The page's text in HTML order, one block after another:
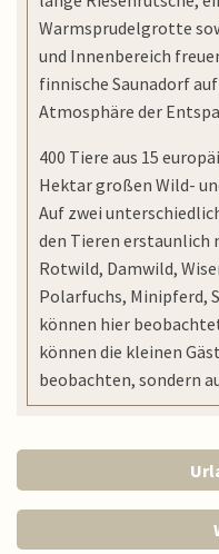
Warmsprudelgrotte
und Innenbereich
finnische Saunadorf
Atmosphäre der
400 Tiere aus 15
Hektar großen Wild-
Auf zwei
den Tieren erstaunlich
Rotwild, Damwild,
Polarfuchs, Minipferd,
können hier
können die kleinen
beobachten, sondern